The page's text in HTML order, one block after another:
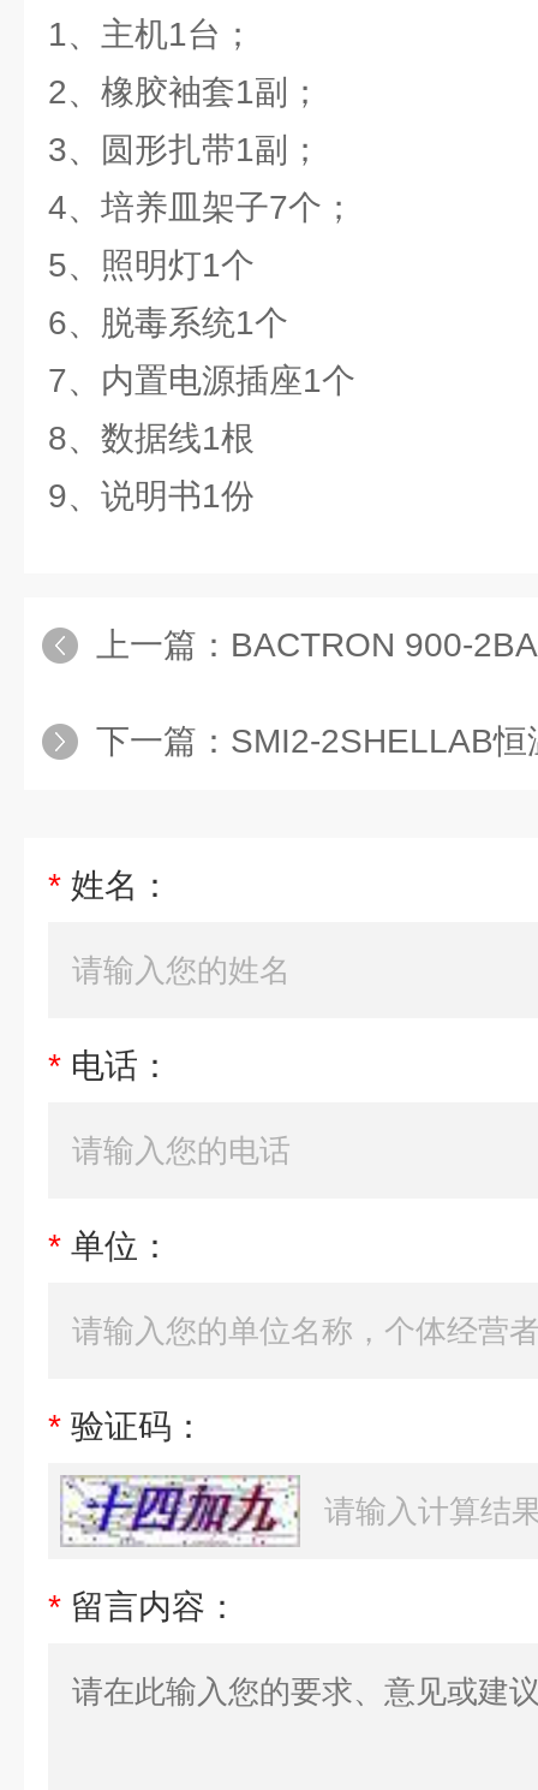
1、主机1台；
2、橡胶袖套1副；
3、圆形扎带1副；
4、培养皿架子7个；
5、照明灯1个
6、脱毒系统1个
7、内置电源插座1个
8、数据线1根
9、说明书1份
上一篇： BACTRON 900-
下一篇： SMI2-2SHELLAB恒
* 姓名：
* 电话：
* 单位：
* 验证码：
* 留言内容：